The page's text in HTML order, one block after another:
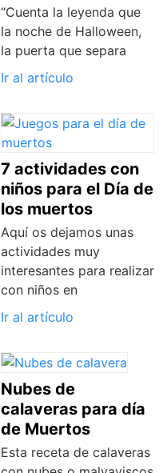
“Cuenta la leyenda que
la noche de Halloween,
la puerta que separa
Ir al artículo
7 actividades con
niños para el Día de
los muertos
Aquí os dejamos unas
actividades muy
interesantes para realizar
con niños en
Ir al artículo
Nubes de
calaveras para día
de Muertos
Esta receta de calaveras